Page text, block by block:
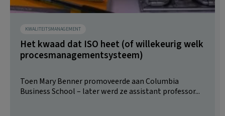
KWALITEITSMANAGEMENT
Het kwaad dat ISO heet (of willekeurig welk
procesmanagementsysteem)
Toen Mary Benner promoveerde aan Columbia
Business School – later werd ze assistant professor...